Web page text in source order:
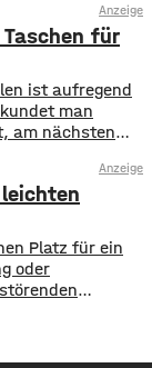
– nur fürs
Man braucht
Anzeige
für
ist aufregend
man
am nächsten
ist,
sein
Anzeige
Platz für ein
oder